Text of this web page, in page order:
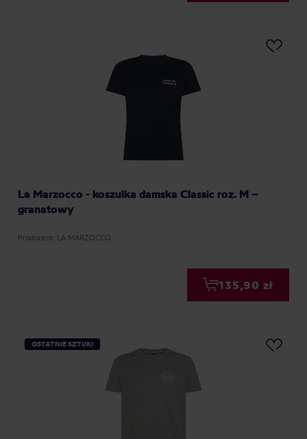
La Marzocco - koszulka damska Classic roz. M –
granatowy
Producent: LA MARZOCCO
135,90 zł
OSTATNIE SZTUKI